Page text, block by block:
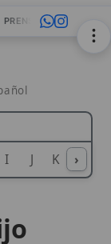
WEBMASTERS
J K L M
›